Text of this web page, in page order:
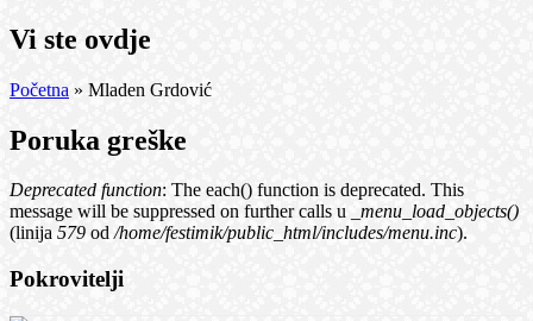
Vi ste ovdje
Početna » Mladen Grdović
Poruka greške
Deprecated function: The each() function is deprecated. This
message will be suppressed on further calls u
_menu_load_objects()
(linija 579 od/home/festimik/public_html/includes/menu.inc).
Pokrovitelji